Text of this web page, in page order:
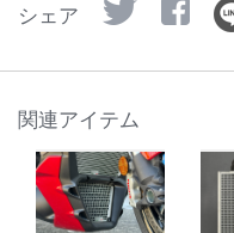
シェア
関連アイテム